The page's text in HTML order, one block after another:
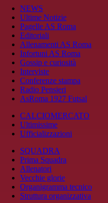
NEWS
Ultime Notizie
Pagelle AS Roma
Editoriali
Allenamenti AS Roma
Infortuni AS Roma
Gossip e curiosità
Interviste
Conferenze stampa
Radio Pensieri
AsRoma 1927 Futsal
CALCIOMERCATO
Ultimissime
Ufficializzazioni
SQUADRA
Prima Squadra
Allenatori
Vecchie glorie
Organigramma tecnico
Struttura organizzativa